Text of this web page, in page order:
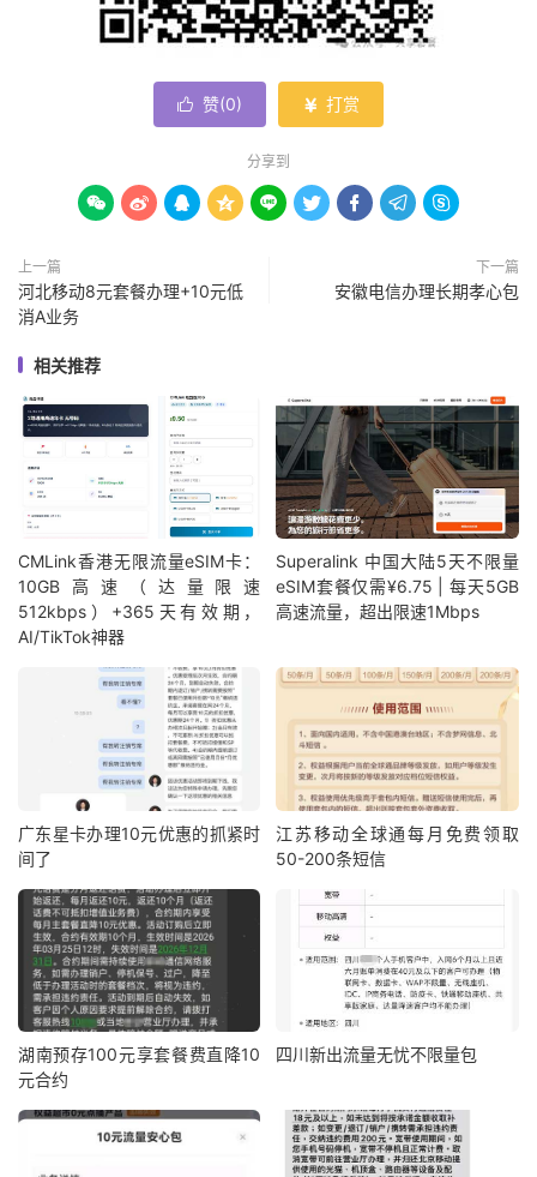
 赞(0)  打赏
分享到
        
上一篇
河北移动8元套餐办理+10元低
消A业务
下一篇
安徽电信办理长期孝心包
相关推荐
CMLink香港无限流量eSIM卡：
10GB高速（达量限速
512kbps）+365天有效期，
AI/TikTok神器
Superalink 中国大陆5天不限量
eSIM套餐仅需¥6.75 | 每天5GB
高速流量，超出限速1Mbps
广东星卡办理10元优惠的抓紧时
间了
江苏移动全球通每月免费领取
50-200条短信
湖南预存100元享套餐费直降10
元合约
四川新出流量无忧不限量包